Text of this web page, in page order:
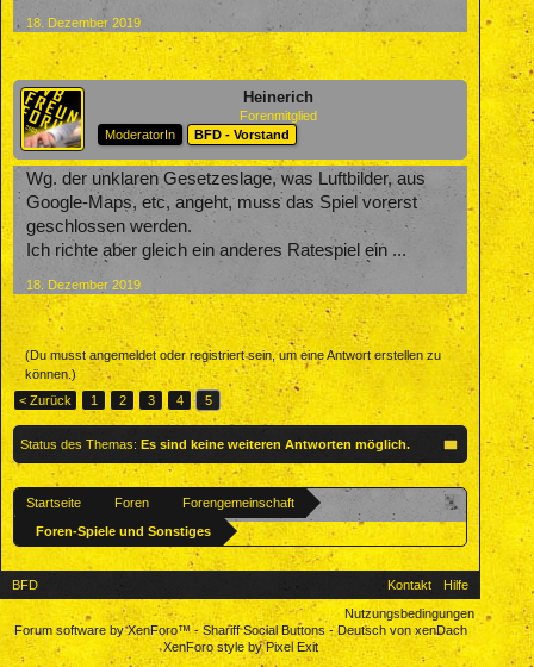
18. Dezember 2019
Heinerich
Forenmitglied
ModeratorIn
BFD - Vorstand
Wg. der unklaren Gesetzeslage, was Luftbilder, aus
Google-Maps, etc, angeht, muss das Spiel vorerst
geschlossen werden.
Ich richte aber gleich ein anderes Ratespiel ein ...
18. Dezember 2019
(Du musst angemeldet oder registriert sein, um eine Antwort erstellen zu
können.)
< Zurück
1 2 3 4 5
Status des Themas: Es sind keine weiteren Antworten möglich.
Startseite Foren
Forengemeinschaft
Foren-Spiele und Sonstiges
BFD Kontakt
Hilfe
Nutzungsbedingungen
Forum software by XenForo™-Shariff Social Buttons-Deutsch von xenDach
XenForo style by Pixel Exit